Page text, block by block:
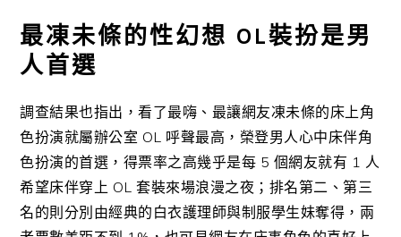
最凍未條的性幻想 OL裝扮是男
人首選
調查結果也指出，看了最嗨、最讓網友凍未條的床上角
色扮演就屬辦公室 OL 呼聲最高，榮登男人心中床伴角
色扮演的首選，得票率之高幾乎是每 5 個網友就有 1 人
希望床伴穿上 OL 套裝來場浪漫之夜；排名第二、第三
名的則分別由經典的白衣護理師與制服學生妹奪得，兩